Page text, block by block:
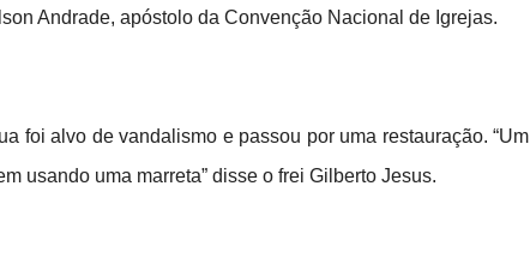
Andrade, apóstolo da Convenção Nacional de Igrejas.
foi alvo de vandalismo e passou por uma restauração. “Um
usando uma marreta” disse o frei Gilberto Jesus.